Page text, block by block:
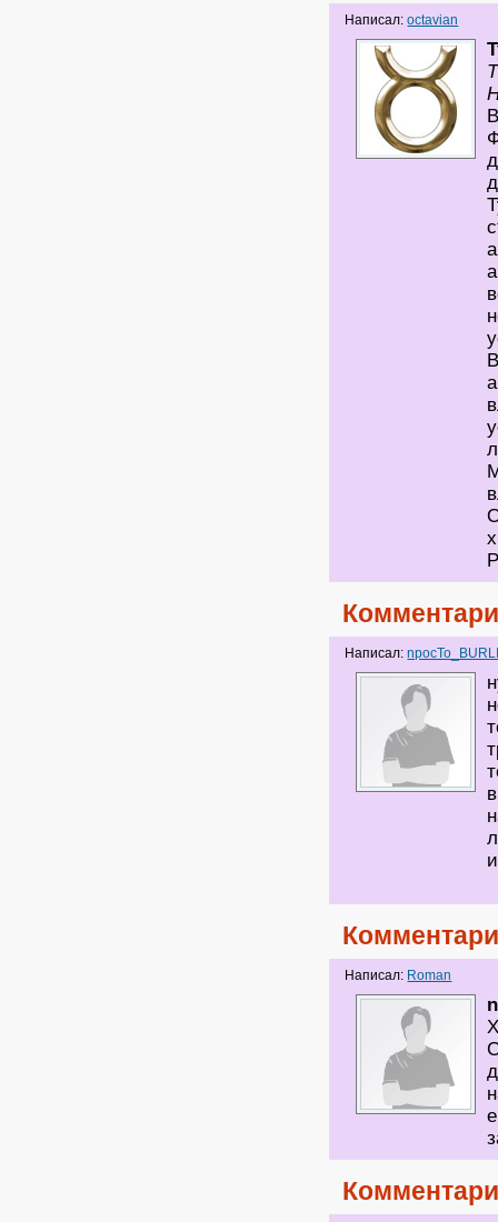
Написал:octavian
Написал:
Написал: Roman